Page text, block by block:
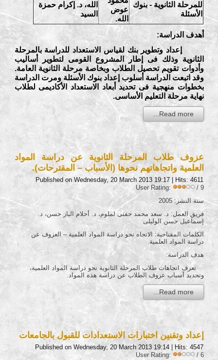
للمرحلة الثانوية - بنوك
الأسئلة
عوض
الله.
الله، د. إكرام حمزة
السيد
أهدف الدراسة:
إعداد وتطوير بنك لقياس الاستعداد للدراسة بالمرحلة
الثانوية وذلك فى إطار المشروع القومى لتطوير أساليب
وأدوات تقويم تحصيل الطلاب وبخاصة مرحلة الثانوية العامة.
وقد اتبعت الدراسة أسلوب إعداد بنوك الأسئلة ومرت الدراسة
بخطوات منهجية فى تحديد أبعاد الاستعداد الأكاديمى لطلاب
نهاية مرحلة التعليم الأساسى.
Read more...
عزوف طلاب المرحلة الثانوية عن دراسة المواد
العلمية واتجاهاتهم نحوها (الأسباب – المقترحات).
Published on Wednesday, 20 March 2013 19:17| Hits: 4611
User Rating:
/ 9
سنة النشر: 2005
فريق العمل: د. سعد محمد حفنى لملوم، د. أحلام الباز حسن، د.
إسماعيل حسن الوليلى
الكلمات المفتاحية: الاتجاه نحو دراسة المواد العلمية – العزوف عن
دراسة المواد العلمية.
هدف الدراسة:
تعرف اتجاهات طلاب المرحلة الثانوية نحو دراسة المواد العلمية،
وتحديد أسباب عزوف الطلاب عن دراسة هذه المواد.
Read more...
إعداد وتقنين اختبارات الاستعدادات للقبول بالجامعات
Published on Wednesday, 20 March 2013 19:14| Hits: 4547
User Rating:
/ 6